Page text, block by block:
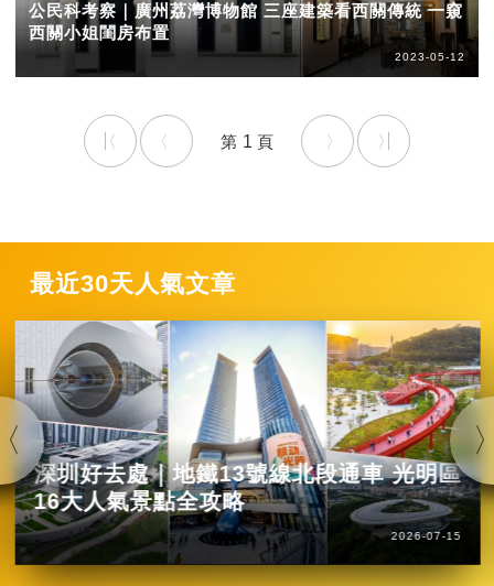
公民科考察｜廣州荔灣博物館 三座建築看西關傳統 一窺
西關小姐閨房布置
2023-05-12
1
最近30天人氣文章
深圳好去處｜地鐵13號線北段通車 光明區
16大人氣景點全攻略
2026-07-15